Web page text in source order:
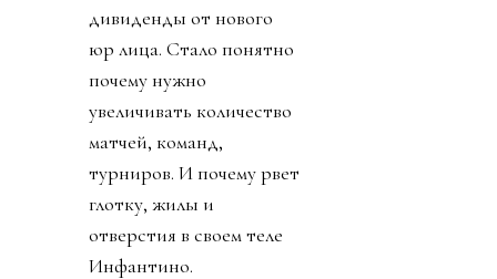
дивиденды от нового
юр лица. Стало понятно
почему нужно
увеличивать количество
матчей, команд,
турниров. И почему рвет
глотку, жилы и
отверстия в своем теле
Инфантино.